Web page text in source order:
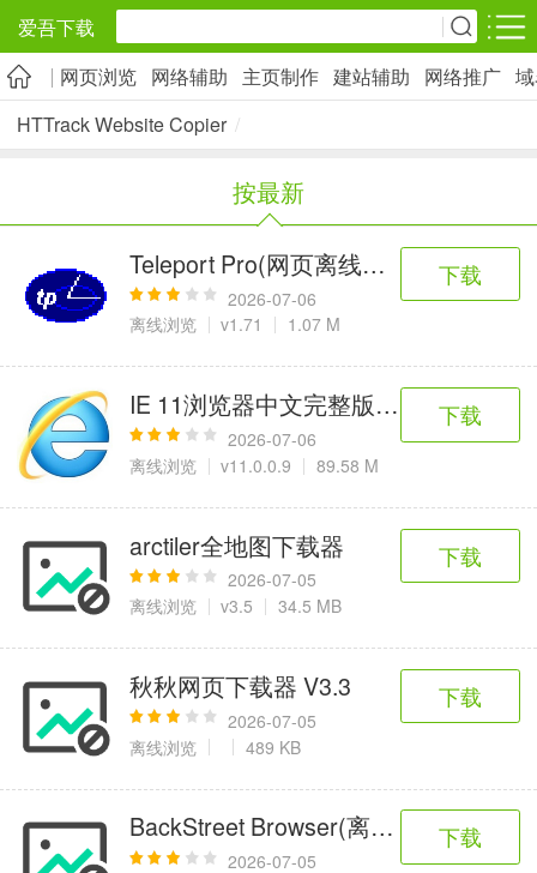
爱吾下载
安卓应用 安卓游戏
旅游出行
社交通讯
2千+款应用
影音播放
实用工具
2万+款应用
金融理财
2百+款应用
网上购物
资讯阅读
1万+款应用
学习办公
3万+款应用
生活服务
2万+款应用
医疗健康
6千+款应用
母婴育儿
2百+款应用
趣味娱乐
3千+款应用
9百+款应用
网页浏览 网络辅助 主页制作 建站辅助 网络推广
HTTrack Website Copier /
按最新
Teleport Pro(网页离线浏览工具)
2026-07-06
离线浏览
v1.71 1.07 M
下载
IE 11浏览器中文完整版(含32&64位)
2026-07-06
离线浏览
v11.0.0.9 89.58 M
下载
arctiler全地图下载器
2026-07-05
离线浏览
v3.5 34.5 MB
下载
秋秋网页下载器 V3.3
2026-07-05
离线浏览
489 KB
下载
BackStreet Browser(离线浏览器)
2026-07-05
下载